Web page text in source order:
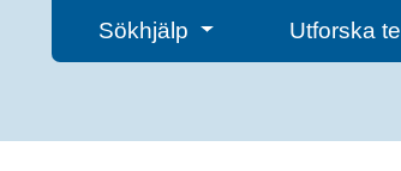
Sökhjälp Utforska